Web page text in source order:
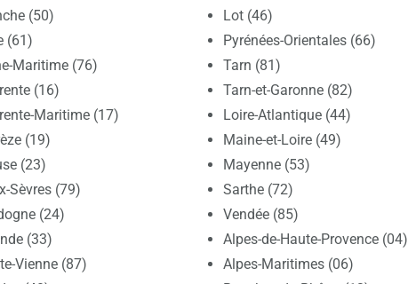
(50)
(61)
Maritime (76)
(16)
Maritime (17)
(19)
(23)
Sèvres (79)
(24)
(33)
Vienne (87)
Lot (46)
Pyrénées-Orientales (66)
Tarn (81)
Tarn-et-Garonne (82)
Loire-Atlantique (44)
Maine-et-Loire (49)
Mayenne (53)
Sarthe (72)
Vendée (85)
Alpes-de-Haute-Provence (04)
Alpes-Maritimes (06)